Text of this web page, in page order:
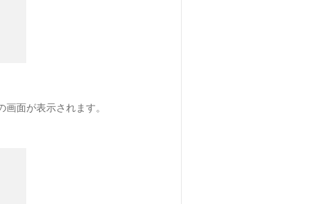
面が表示されます。